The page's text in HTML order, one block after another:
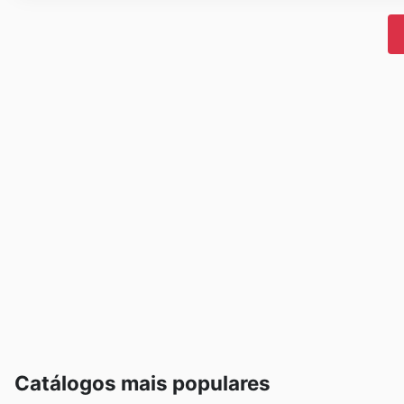
Catálogos mais populares